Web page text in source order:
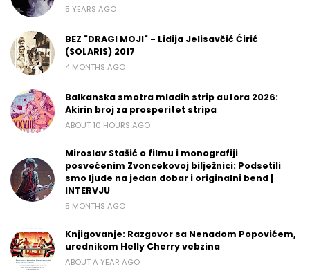
5 YEARS AGO
BEZ "DRAGI MOJI" - Lidija Jelisavčić Ćirić
(SOLARIS) 2017
4 MONTHS AGO
Balkanska smotra mladih strip autora 2026:
Akirin broj za prosperitet stripa
ABOUT 10 HOURS AGO
Miroslav Stašić o filmu i monografiji
posvećenim Zvoncekovoj bilježnici: Podsetili
smo ljude na jedan dobar i originalni bend |
INTERVJU
5 MONTHS AGO
Knjigovanje: Razgovor sa Nenadom Popovićem,
urednikom Helly Cherry vebzina
ABOUT A YEAR AGO